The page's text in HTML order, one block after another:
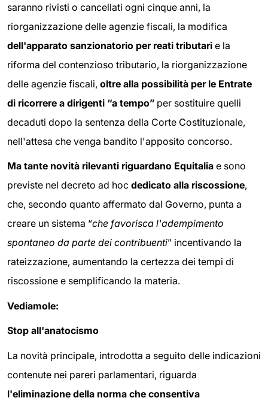
saranno rivisti o cancellati ogni cinque anni, la
riorganizzazione delle agenzie fiscali, la modifica
dell'apparato sanzionatorio per reati tributari e la
riforma del contenzioso tributario, la riorganizzazione
delle agenzie fiscali, oltre alla possibilità per le Entrate
di ricorrere a dirigenti “a tempo” per sostituire quelli
decaduti dopo la sentenza della Corte Costituzionale,
nell'attesa che venga bandito l'apposito concorso.
Ma tante novità rilevanti riguardano Equitalia e sono
previste nel decreto ad hoc dedicato alla riscossione,
che, secondo quanto affermato dal Governo, punta a
creare un sistema “che favorisca l'adempimento
spontaneo da parte dei contribuenti” incentivando la
rateizzazione, aumentando la certezza dei tempi di
riscossione e semplificando la materia.
Vediamole:
Stop all'anatocismo
La novità principale, introdotta a seguito delle indicazioni
contenute nei pareri parlamentari, riguarda
l'eliminazione della norma che consentiva